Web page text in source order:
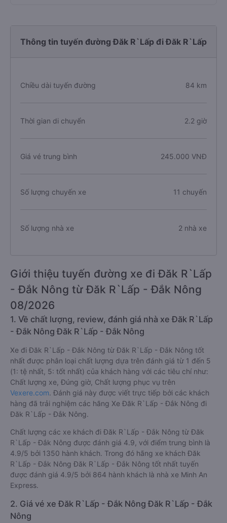
Thông tin tuyến đường Đăk R`Lấp đi Đăk R`Lấp
Chiều dài tuyến đường 84 km
Thời gian di chuyển 2.2 giờ
Giá vé trung bình 245.000 VNĐ
Số lượng chuyến xe 11 chuyến
Số lượng nhà xe 2 nhà xe
Giới thiệu tuyến đường xe đi Đăk R`Lấp
- Đắk Nông từ Đăk R`Lấp - Đắk Nông
08/2026
1. Về chất lượng, review, đánh giá nhà xe Đăk R`Lấp
- Đắk Nông Đăk R`Lấp - Đắk Nông
Xe đi Đăk R`Lấp - Đắk Nông từ Đăk R`Lấp - Đắk Nông tốt
nhất được phân loại chất lượng dựa trên đánh giá từ 1 đến 5
(1: tệ nhất, 5: tốt nhất) của khách hàng với các tiêu chí như:
Chất lượng xe, Đúng giờ, Chất lượng phục vụ trên
Vexere.com. Đánh giá này được viết trực tiếp bởi các khách
hàng đã trải nghiệm các hãng Xe Đăk R`Lấp - Đắk Nông đi
Đăk R`Lấp - Đắk Nông.
Chất lượng các xe khách đi Đăk R`Lấp - Đắk Nông từ Đăk
R`Lấp - Đắk Nông được đánh giá 4.9, với điểm trung bình là
4.9/5 bởi 1350 hành khách. Trong đó hãng xe khách Đăk
R`Lấp - Đắk Nông Đăk R`Lấp - Đắk Nông tốt nhất tuyến
được đánh giá 4.9/5 bởi 864 hành khách là nhà xe Minh An
Express.
2. Giá vé xe Đăk R`Lấp - Đắk Nông Đăk R`Lấp - Đắk
Nông